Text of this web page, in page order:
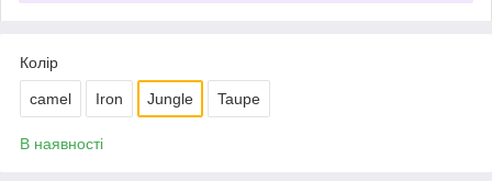
Колір
camel Iron Jungle Taupe
В наявності